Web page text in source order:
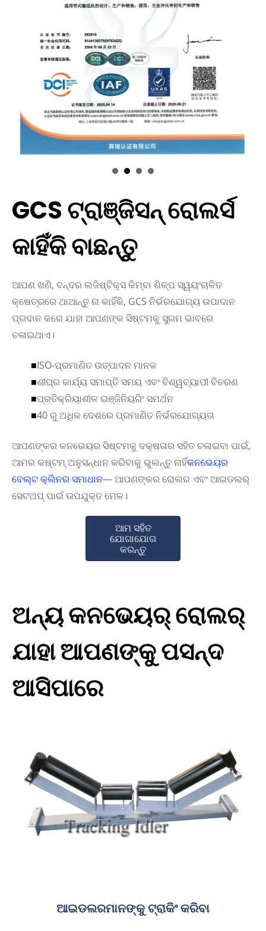
GCS ଟ୍ରାଞ୍ଜିସନ୍ ରୋଲର୍ସ
କାହିଁକି ବାଛନ୍ତୁ
ଆପଣ ଖଣି, ବନ୍ଦର ଲଜିଷ୍ଟିକ୍ସ କିମ୍ବା ଶିଳ୍ପ ସ୍ୱୟଂଚାଳିତ
କ୍ଷେତ୍ରରେ ଥାଆନ୍ତୁ ନା କାହିଁକି, GCS ନିର୍ଭରଯୋଗ୍ୟ ଉପାଦାନ
ପ୍ରଦାନ କରେ ଯାହା ଆପଣଙ୍କ ସିଷ୍ଟମକୁ ସୁଗମ ଭାବରେ
ଚଳାଇଥାଏ।
■ISO-ପ୍ରମାଣିତ ଉତ୍ପାଦନ ମାନକ
■ଶୀଘ୍ର କାର୍ଯ୍ୟ ସମାପ୍ତି ସମୟ ଏବଂ ବିଶ୍ୱବ୍ୟାପୀ ବିତରଣ
■ପ୍ରତିକ୍ରିୟାଶୀଳ ଇଞ୍ଜିନିୟରିଂ ସମର୍ଥନ
■40 ରୁ ଅଧିକ ଦେଶରେ ପ୍ରମାଣିତ ନିର୍ଭରଯୋଗ୍ୟତା
ଆପଣଙ୍କର କନଭେୟର ସିଷ୍ଟମକୁ ଦକ୍ଷତାର ସହିତ ଚଳାଇବା ପାଇଁ,
ଆମର କଷ୍ଟମ୍ ଅନୁସନ୍ଧାନ କରିବାକୁ ଭୁଲନ୍ତୁ ନାହିଁକନଭେୟର
ବେଲ୍ଟ କ୍ଲିନର ସମାଧାନ— ଆପଣଙ୍କର ରୋଲର ଏବଂ ଆଇଡଲର୍
ସେଟଅପ୍ ପାଇଁ ଉପଯୁକ୍ତ ମେଳ।
ଆମ ସହିତ
ଯୋଗାଯୋଗ
କରନ୍ତୁ
ଅନ୍ୟ କନଭେୟର୍ ରୋଲର୍
ଯାହା ଆପଣଙ୍କୁ ପସନ୍ଦ
ଆସିପାରେ
ଆଇଡଲରମାନଙ୍କୁ ଟ୍ରାକିଂ କରିବା